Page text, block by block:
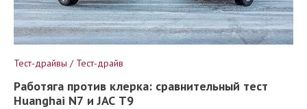
Тест-драйвы / Тест-драйв
Работяга против клерка: сравнительный тест
Huanghai N7 и JAC T9